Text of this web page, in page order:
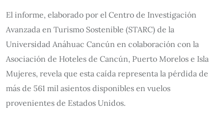
El informe, elaborado por el Centro de Investigación
Avanzada en Turismo Sostenible (STARC) de la
Universidad Anáhuac Cancún en colaboración con la
Asociación de Hoteles de Cancún, Puerto Morelos e Isla
Mujeres, revela que esta caída representa la pérdida de
más de 561 mil asientos disponibles en vuelos
provenientes de Estados Unidos.